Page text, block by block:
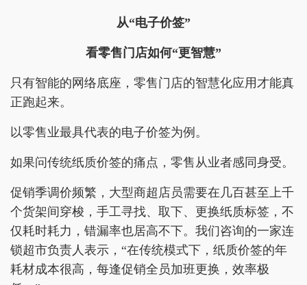
从“电子价签”
看零售门店如何“更智慧”
只有智能的网络底座，零售门店的智慧化应用才能真
正跑起来。
以零售业最具代表的电子价签为例。
如果问传统纸质价签的痛点，零售从业者感同身受。
促销季调价频繁，大型商超店员需要在几百甚至上千
个货架间穿梭，手工寻找、取下、更换纸质标签，不
仅耗时耗力，错漏率也居高不下。我们咨询的一家连
锁超市负责人表示，“在传统模式下，纸质价签的年
耗材成本很高，每逢促销全员加班更换，效率极